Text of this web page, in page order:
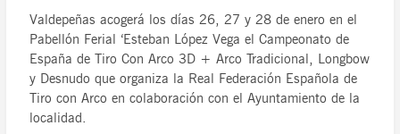
Valdepeñas acogerá los días 26, 27 y 28 de enero en el
Pabellón Ferial ‘Esteban López Vega el Campeonato de
España de Tiro Con Arco 3D + Arco Tradicional, Longbow
y Desnudo que organiza la Real Federación Española de
Tiro con Arco en colaboración con el Ayuntamiento de la
localidad.